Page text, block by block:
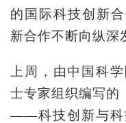
的国际科技创新
新合作不断向纵深
上周，由中国科
士专家组织编写的
——科技创新与科